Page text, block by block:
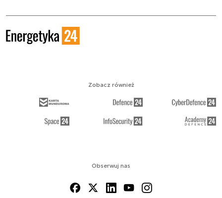
Obserwuj nas
Zobacz również